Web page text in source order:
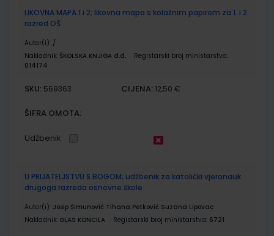
LIKOVNA MAPA 1 i 2; likovna mapa s kolažnim papirom za 1. i 2.
razred OŠ
Autor(i): /
Nakladnik: ŠKOLSKA KNJIGA d.d.
Registarski broj ministarstva:
014174
SKU: 569363 CIJENA: 12,50 €
ŠIFRA OMOTA:
Udžbenik
U PRIJATELJSTVU S BOGOM; udžbenik za katolički vjeronauk
drugoga razreda osnovne škole
Autor(i): Josip Šimunović Tihana Petković Suzana Lipovac
Nakladnik: GLAS KONCILA Registarski broj ministarstva: 6721